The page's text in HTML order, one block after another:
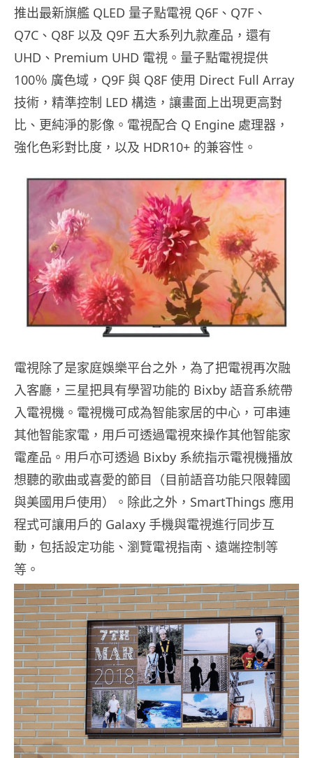
推出最新旗艦 QLED 量子點電視 Q6F、Q7F、
Q7C、Q8F 以及 Q9F 五大系列九款產品，還有
UHD、Premium UHD 電視。量子點電視提供
100％ 廣色域，Q9F 與 Q8F 使用 Direct Full Array
技術，精準控制 LED 構造，讓畫面上出現更高對
比、更純淨的影像。電視配合 Q Engine 處理器，
強化色彩對比度，以及 HDR10+ 的兼容性。
電視除了是家庭娛樂平台之外，為了把電視再次融
入客廳，三星把具有學習功能的 Bixby 語音系統帶
入電視機。電視機可成為智能家居的中心，可串連
其他智能家電，用戶可透過電視來操作其他智能家
電產品。用戶亦可透過 Bixby 系統指示電視機播放
想聽的歌曲或喜愛的節目（目前語音功能只限韓國
與美國用戶使用）。除此之外，SmartThings 應用
程式可讓用戶的 Galaxy 手機與電視進行同步互
動，包括設定功能、瀏覽電視指南、遠端控制等
等。